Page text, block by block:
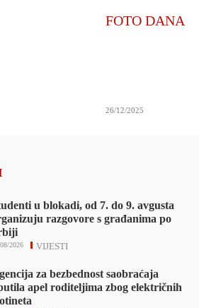
FOTO DANA
26/12/2025
u blokadi, od 7. do 9. avgusta
razgovore s građanima po
VIJESTI
2026
za bezbednost saobraćaja
apel roditeljima zbog električnih